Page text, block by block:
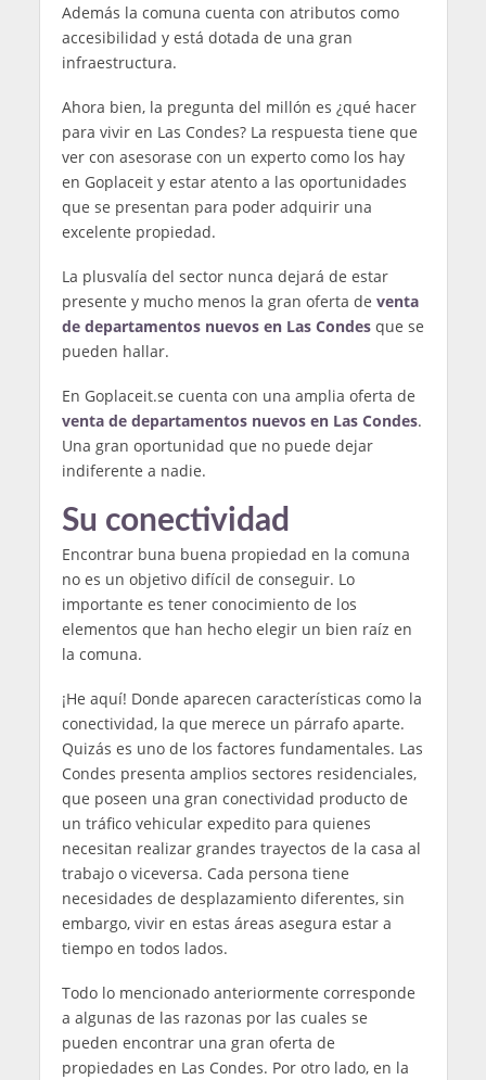
Además la comuna cuenta con atributos como
accesibilidad y está dotada de una gran
infraestructura.
Ahora bien, la pregunta del millón es ¿qué hacer
para vivir en Las Condes? La respuesta tiene que
ver con asesorase con un experto como los hay
en Goplaceit y estar atento a las oportunidades
que se presentan para poder adquirir una
excelente propiedad.
La plusvalía del sector nunca dejará de estar
presente y mucho menos la gran oferta de venta
de departamentos nuevos en Las Condes que se
pueden hallar.
En Goplaceit.se cuenta con una amplia oferta de
venta de departamentos nuevos en Las Condes.
Una gran oportunidad que no puede dejar
indiferente a nadie.
Su conectividad
Encontrar buna buena propiedad en la comuna
no es un objetivo difícil de conseguir. Lo
importante es tener conocimiento de los
elementos que han hecho elegir un bien raíz en
la comuna.
¡He aquí! Donde aparecen características como la
conectividad, la que merece un párrafo aparte.
Quizás es uno de los factores fundamentales. Las
Condes presenta amplios sectores residenciales,
que poseen una gran conectividad producto de
un tráfico vehicular expedito para quienes
necesitan realizar grandes trayectos de la casa al
trabajo o viceversa. Cada persona tiene
necesidades de desplazamiento diferentes, sin
embargo, vivir en estas áreas asegura estar a
tiempo en todos lados.
Todo lo mencionado anteriormente corresponde
a algunas de las razonas por las cuales se
pueden encontrar una gran oferta de
propiedades en Las Condes. Por otro lado, en la